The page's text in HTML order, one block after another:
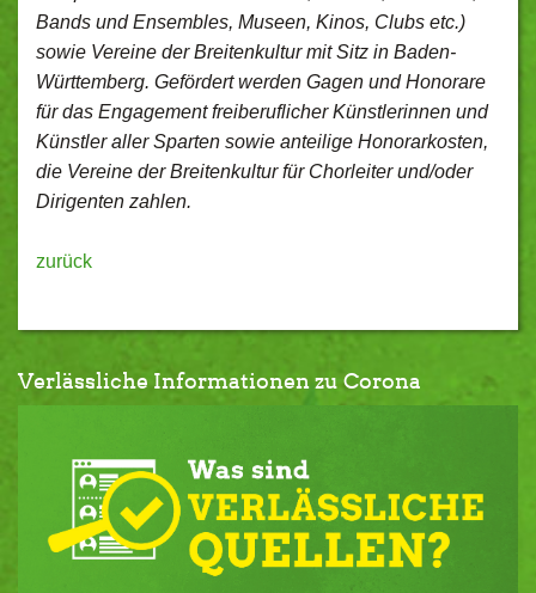
Bands und Ensembles, Museen, Kinos, Clubs etc.)
sowie Vereine der Breitenkultur mit Sitz in Baden-
Württemberg. Gefördert werden Gagen und Honorare
für das Engagement freiberuflicher Künstlerinnen und
Künstler aller Sparten sowie anteilige Honorarkosten,
die Vereine der Breitenkultur für Chorleiter und/oder
Dirigenten zahlen.
zurück
Verlässliche Informationen zu Corona